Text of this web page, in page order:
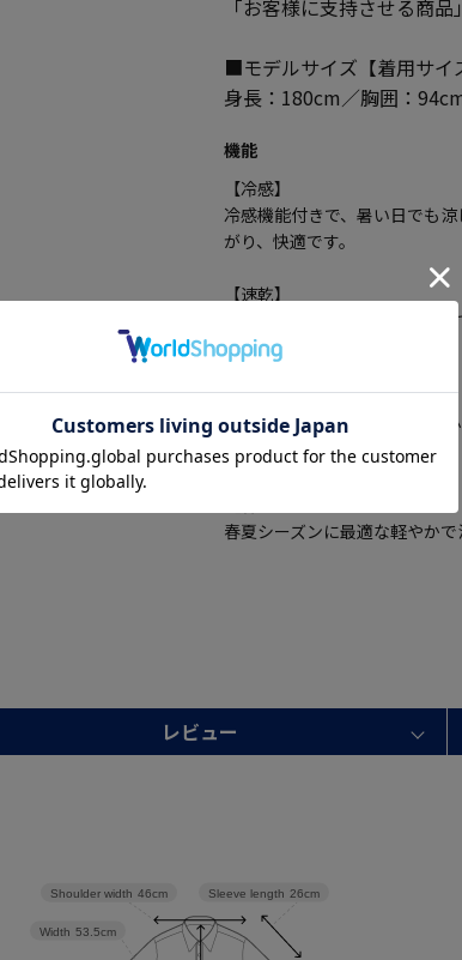
「お客様に支持させる商
■モデルサイズ【着用サイ
身長：180cm／胸囲：
機能
【冷感】
冷感機能付きで、暑い日でも
がり、快適です。
【速乾】
速乾性のある素材で、汗をか
魅力です。
【UVカット】
UVカット機能付きで、紫外線
です。
春夏シーズンに最適な軽やか
レビュー
Sleeve length 26cm
Width 53.5cm
Shoulder width 46cm